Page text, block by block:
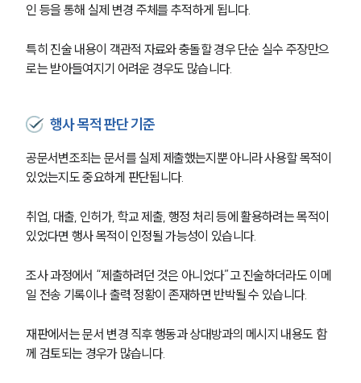
인 등을 통해 실제 변경 주체를 추적하게 됩니다.
특히 진술 내용이 객관적 자료와 충돌할 경우 단순 실수 주장만으
로는 받아들여지기 어려운 경우도 많습니다.
행사 목적 판단 기준
공문서변조죄는 문서를 실제 제출했는지뿐 아니라 사용할 목적이
있었는지도 중요하게 판단됩니다.
취업, 대출, 인허가, 학교 제출, 행정 처리 등에 활용하려는 목적이
있었다면 행사 목적이 인정될 가능성이 있습니다.
조사 과정에서 “제출하려던 것은 아니었다”고 진술하더라도 이메
일 전송 기록이나 출력 정황이 존재하면 반박될 수 있습니다.
재판에서는 문서 변경 직후 행동과 상대방과의 메시지 내용도 함
께 검토되는 경우가 많습니다.